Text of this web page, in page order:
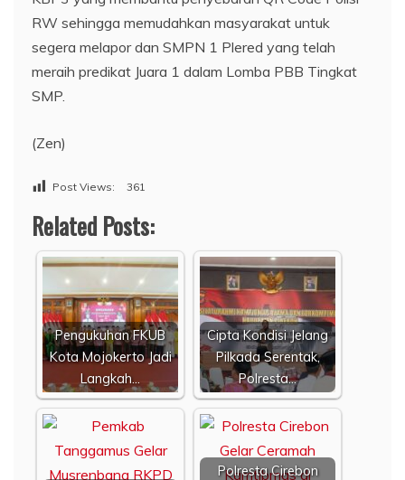
RW sehingga memudahkan masyarakat untuk
segera melapor dan SMPN 1 Plered yang telah
meraih predikat Juara 1 dalam Lomba PBB Tingkat
SMP.
(Zen)
Post Views: 361
Related Posts:
Pengukuhan FKUB
Kota Mojokerto Jadi
Langkah…
Cipta Kondisi Jelang
Pilkada Serentak,
Polresta…
Polresta Cirebon